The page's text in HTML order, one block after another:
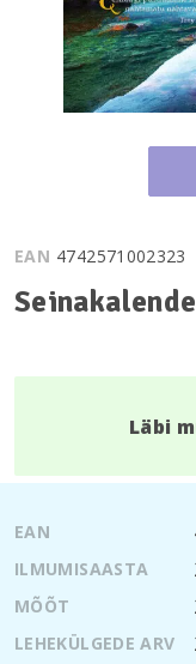
EAN 4742571002323
Läbi
EAN
ILMUMISAASTA
MÕÕT
LEHEKÜLGEDE ARV